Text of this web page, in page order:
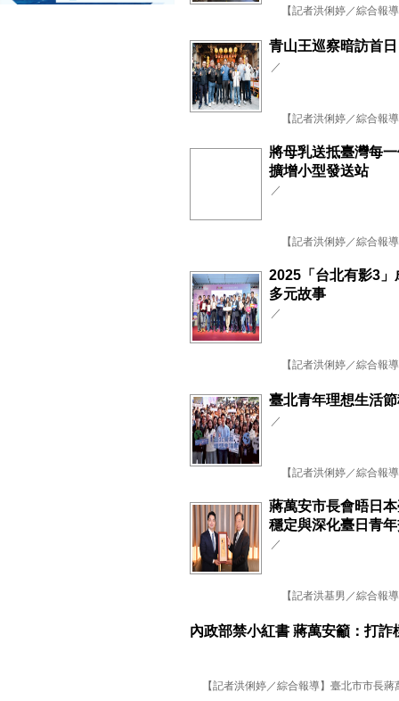
【記者洪俐婷／綜合報
青山王巡察暗訪首
／
【記者洪俐婷／綜合報
將母乳送抵臺灣每
擴增小型發送站
／
【記者洪俐婷／綜合報
2025「台北有影3
多元故事
／
【記者洪俐婷／綜合報
臺北青年理想生活
／
【記者洪俐婷／綜合報
蔣萬安市長會晤日
穩定與深化臺日青
／
【記者洪基男／綜合報
內政部禁小紅書 蔣萬安籲：打
【記者洪俐婷／綜合報導】臺北市市長蔣